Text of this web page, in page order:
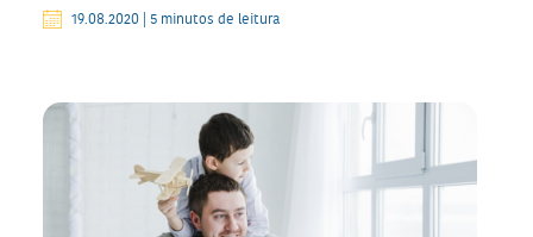
19.08.2020 | 5 minutos de leitura